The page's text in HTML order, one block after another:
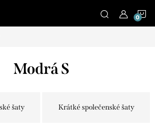
Modrá S
šaty Krátké společenské šaty